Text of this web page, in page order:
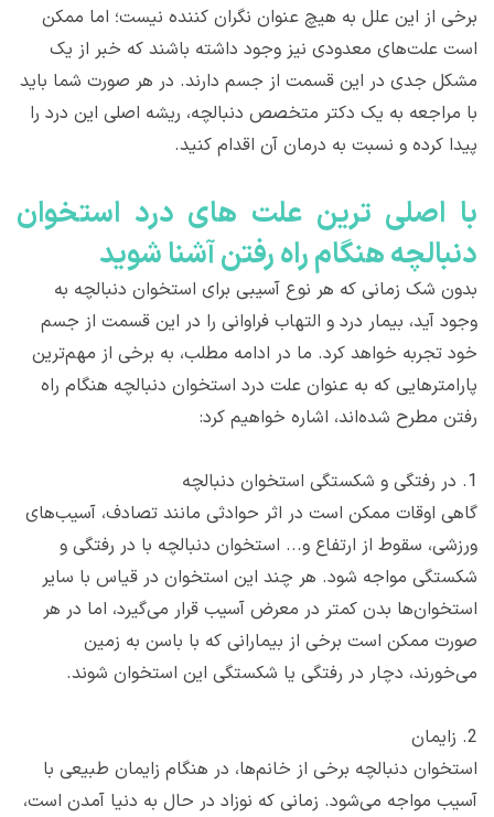
برخی از این علل به هیچ عنوان نگران کننده نیست؛ اما ممکن
است علت‌های معدودی نیز وجود داشته باشند که خبر از یک
مشکل جدی در این قسمت از جسم دارند. در هر صورت شما باید
با مراجعه به یک دکتر متخصص دنبالچه، ریشه اصلی این درد را
پیدا کرده و نسبت به درمان آن اقدام کنید.
با اصلی‌ ترین علت‌ های درد استخوان
دنبالچه هنگام راه رفتن آشنا شوید
بدون شک زمانی که هر نوع آسیبی برای استخوان دنبالچه به
وجود آید، بیمار درد و التهاب فراوانی را در این قسمت از جسم
خود تجربه خواهد کرد. ما در ادامه مطلب، به برخی از مهم‌ترین
پارامترهایی که به عنوان علت درد استخوان دنبالچه هنگام راه
رفتن مطرح شده‌اند، اشاره خواهیم کرد:
1. در رفتگی و شکستگی استخوان دنبالچه
گاهی اوقات ممکن است در اثر حوادثی مانند تصادف، آسیب‌های
ورزشی، سقوط از ارتفاع و... استخوان دنبالچه با در رفتگی و
شکستگی مواجه شود. هر چند این استخوان در قیاس با سایر
استخوان‌ها بدن کمتر در معرض آسیب قرار می‌گیرد، اما در هر
صورت ممکن است برخی از بیمارانی که با باسن به زمین
می‌خورند، دچار در رفتگی یا شکستگی این استخوان شوند.
2. زایمان
استخوان دنبالچه برخی از خانم‌ها، در هنگام زایمان طبیعی با
آسیب مواجه می‌شود. زمانی که نوزاد در حال به دنیا آمدن است،